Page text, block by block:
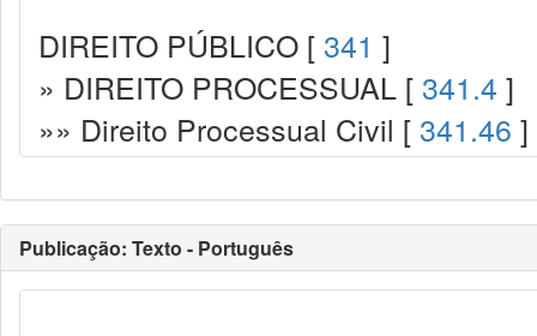
DIREITO PÚBLICO [ 341 ]
» DIREITO PROCESSUAL [ 341.4 ]
»» Direito Processual Civil [ 341.46 ]
Publicação: Texto - Português